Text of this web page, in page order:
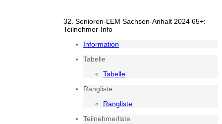
32. Senioren-LEM Sachsen-Anhalt 2024 65+:
Teilnehmer-Info
Information
Tabelle
Tabelle
Rangliste
Rangliste
Teilnehmerliste